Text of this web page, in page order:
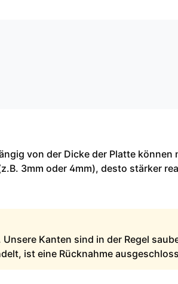
von der Dicke der Platte
3mm oder 4mm), desto stärker
Unsere Kanten sind in der Regel
ist eine Rücknahme